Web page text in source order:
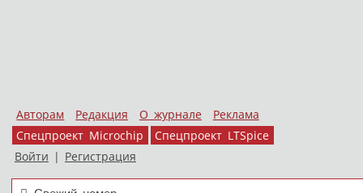
Авторам Редакция О журнале
Реклама
Спецпроект Microchip
Спецпроект LTSpice
Войти | Регистрация